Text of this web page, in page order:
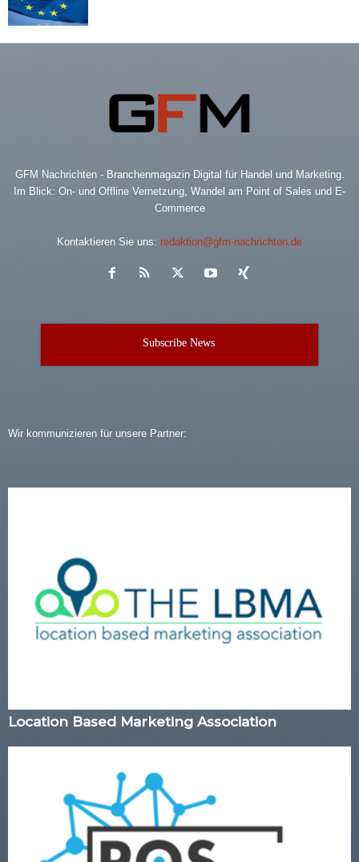
GFM Nachrichten - Branchenmagazin Digital für Handel und Marketing.
Im Blick: On- und Offline Vernetzung, Wandel am Point of Sales und E-
Commerce
Kontaktieren Sie uns: redaktion@gfm-nachrichten.de
Subscribe News
Wir kommunizieren für unsere Partner:
Location Based Marketing Association